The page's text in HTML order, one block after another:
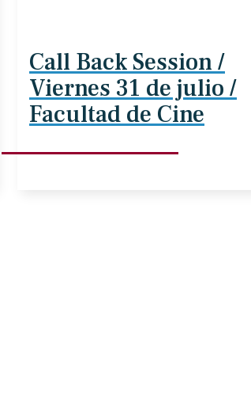
Call Back Session /
Viernes 31 de julio /
Facultad de Cine